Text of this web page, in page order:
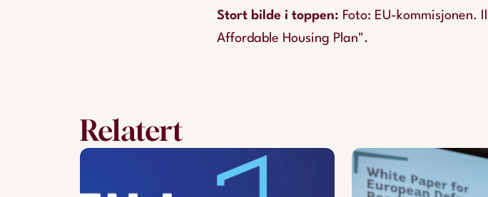
Stort bilde i toppen: Foto: EU-kommisjonen.
Affordable Housing Plan".
Relatert